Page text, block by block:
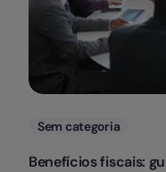
Categorias
Sem categoria
Benefícios fiscais: